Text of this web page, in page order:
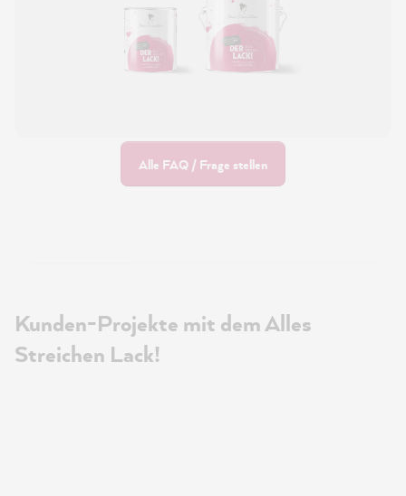
Alle FAQ / Frage stellen
Kunden-Projekte mit dem Alles
Streichen Lack!